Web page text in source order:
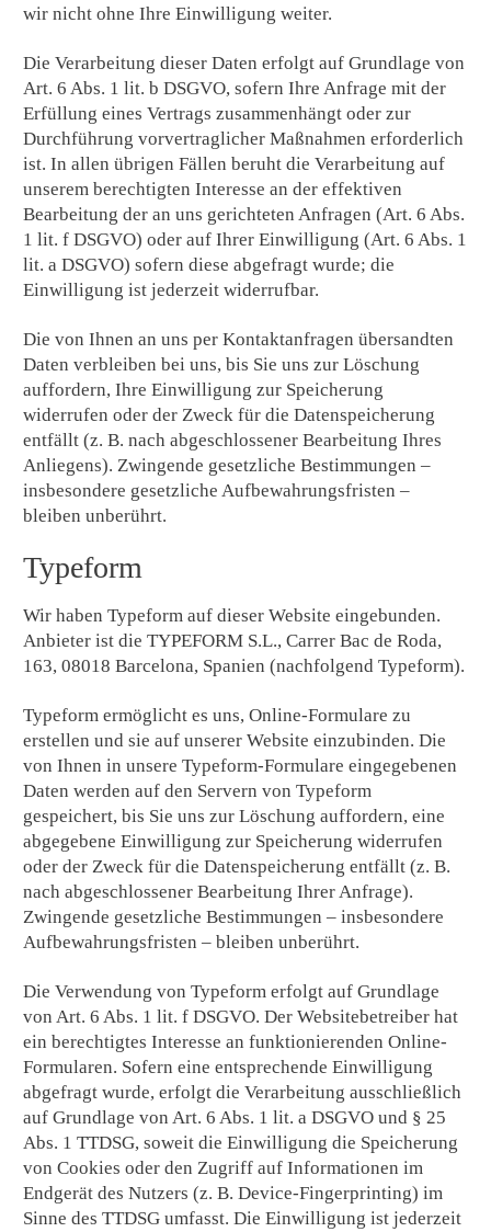
wir nicht ohne Ihre Einwilligung weiter.
Die Verarbeitung dieser Daten erfolgt auf Grundlage von
Art. 6 Abs. 1 lit. b DSGVO, sofern Ihre Anfrage mit der
Erfüllung eines Vertrags zusammenhängt oder zur
Durchführung vorvertraglicher Maßnahmen erforderlich
ist. In allen übrigen Fällen beruht die Verarbeitung auf
unserem berechtigten Interesse an der effektiven
Bearbeitung der an uns gerichteten Anfragen (Art. 6 Abs.
1 lit. f DSGVO) oder auf Ihrer Einwilligung (Art. 6 Abs. 1
lit. a DSGVO) sofern diese abgefragt wurde; die
Einwilligung ist jederzeit widerrufbar.
Die von Ihnen an uns per Kontaktanfragen übersandten
Daten verbleiben bei uns, bis Sie uns zur Löschung
auffordern, Ihre Einwilligung zur Speicherung
widerrufen oder der Zweck für die Datenspeicherung
entfällt (z. B. nach abgeschlossener Bearbeitung Ihres
Anliegens). Zwingende gesetzliche Bestimmungen –
insbesondere gesetzliche Aufbewahrungsfristen –
bleiben unberührt.
Typeform
Wir haben Typeform auf dieser Website eingebunden.
Anbieter ist die TYPEFORM S.L., Carrer Bac de Roda,
163, 08018 Barcelona, Spanien (nachfolgend Typeform).
Typeform ermöglicht es uns, Online-Formulare zu
erstellen und sie auf unserer Website einzubinden. Die
von Ihnen in unsere Typeform-Formulare eingegebenen
Daten werden auf den Servern von Typeform
gespeichert, bis Sie uns zur Löschung auffordern, eine
abgegebene Einwilligung zur Speicherung widerrufen
oder der Zweck für die Datenspeicherung entfällt (z. B.
nach abgeschlossener Bearbeitung Ihrer Anfrage).
Zwingende gesetzliche Bestimmungen – insbesondere
Aufbewahrungsfristen – bleiben unberührt.
Die Verwendung von Typeform erfolgt auf Grundlage
von Art. 6 Abs. 1 lit. f DSGVO. Der Websitebetreiber hat
ein berechtigtes Interesse an funktionierenden Online-
Formularen. Sofern eine entsprechende Einwilligung
abgefragt wurde, erfolgt die Verarbeitung ausschließlich
auf Grundlage von Art. 6 Abs. 1 lit. a DSGVO und § 25
Abs. 1 TTDSG, soweit die Einwilligung die Speicherung
von Cookies oder den Zugriff auf Informationen im
Endgerät des Nutzers (z. B. Device-Fingerprinting) im
Sinne des TTDSG umfasst. Die Einwilligung ist jederzeit